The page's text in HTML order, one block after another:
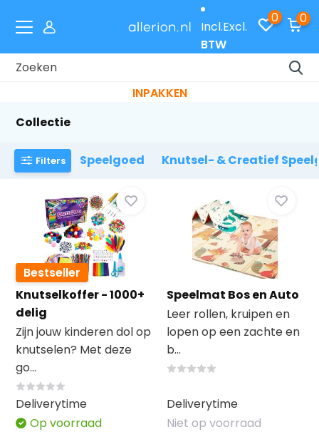
Incl.Excl.
BTW
0 0
met code
Collectie
Filters Speelgoed Knutsel- & Creatief
Bestseller
Knutselkoffer - 1000+
delig
Zijn jouw kinderen dol op
knutselen? Met deze
go...
Deliverytime
Op voorraad
Speelmat Bos en Auto
Leer rollen, kruipen en
lopen op een zachte en
b...
Deliverytime
Niet op voorraad